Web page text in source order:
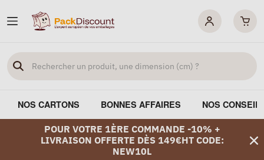
NOS CARTONS BONNES AFFAIRES NOS
POUR VOTRE 1ÈRE COMMANDE -10% +
LIVRAISON OFFERTE DÈS 149€HT CODE:
NEW10L